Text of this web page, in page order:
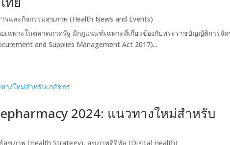
รและกิจกรรมสุขภาพ (Health News and Events)
เฉพาะในตลาดภาครัฐ มีกฎเกณฑ์เฉพาะที่เกี่ยวข้องกับพระราชบัญญัติการจั
and Supplies Management Act 2017)...
2024: แนวทางใหม่สำหรับ
สุขภาพ (Health Strategy), สุขภาพดิจิทัล (Digital Health)